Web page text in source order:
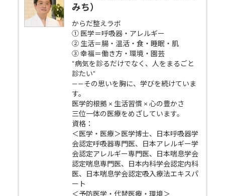
みち）
からだ整えラボ
① 医学＝呼吸器・アレルギー
② 生活＝腸・温活・食・睡眠・肌
③ 幸福＝働き方・環境・園芸
“病気を診るだけでなく、人をまるごと
診たい”
——その思いを胸に、学びを続けていま
す。
医学的根拠 × 生活習慣 × 心の豊かさ
三位一体の医療をめざしています。
資格：
＜医学・医療＞医学博士、日本呼吸器学
会認定呼吸器専門医、日本アレルギー学
会認定アレルギー専門医、日本喘息学会
認定喘息専門医、日本内科学会認定内科
医、日本喘息学会認定吸入療法エキスパ
ート
＜予防医学・代替医療・環境＞